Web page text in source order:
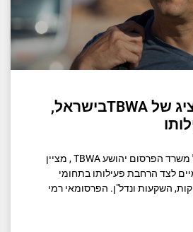
רמי יהושע, הנציג של TBWAבישראל,
רמי יהושע, הבעלים של משרד הפרסום יהושע TBWA , מציין
לצד הרחבת פעילותו בתחומי
השקעות ונדל"ן. הפרסומאי רמי